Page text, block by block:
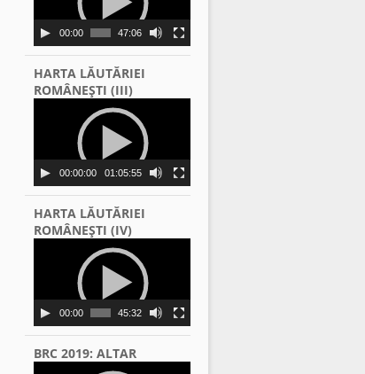
00:00 47:06
HARTA LĂUTĂRIEI
ROMÂNEŞTI (III)
00:00:00 01:05:55
HARTA LĂUTĂRIEI
ROMÂNEŞTI (IV)
00:00 45:32
BRC 2019: ALTAR